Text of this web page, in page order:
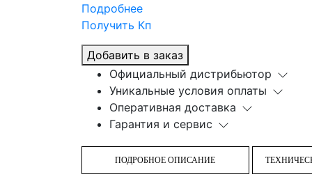
Подробнее
Получить Кп
Добавить в заказ
Официальный дистрибьютор
Уникальные условия оплаты
Оперативная доставка
Гарантия и сервис
ПОДРОБНОЕ ОПИСАНИЕ